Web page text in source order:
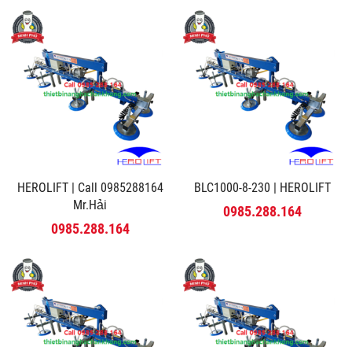
HEROLIFT | Call 0985288164
Mr.Hải
0985.288.164
BLC1000-8-230 | HEROLIFT
0985.288.164